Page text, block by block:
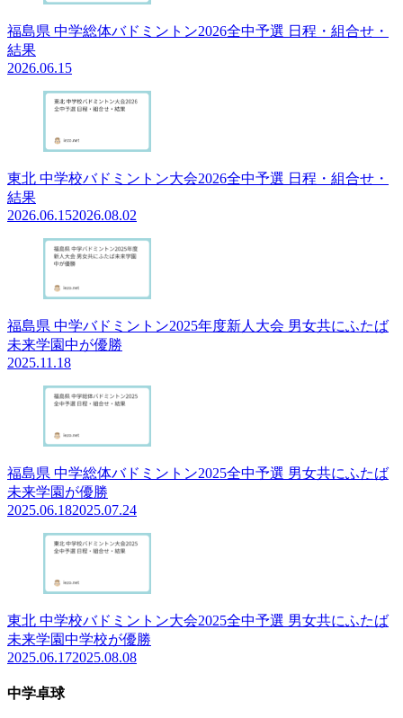
福島県 中学総体バドミントン2026全中予選 日程・組合せ・
結果
2026.06.15
東北 中学校バドミントン大会2026全中予選 日程・組合せ・
結果
2026.06.152026.08.02
福島県 中学バドミントン2025年度新人大会 男女共にふたば
未来学園中が優勝
2025.11.18
福島県 中学総体バドミントン2025全中予選 男女共にふたば
未来学園が優勝
2025.06.182025.07.24
東北 中学校バドミントン大会2025全中予選 男女共にふたば
未来学園中学校が優勝
2025.06.172025.08.08
中学卓球